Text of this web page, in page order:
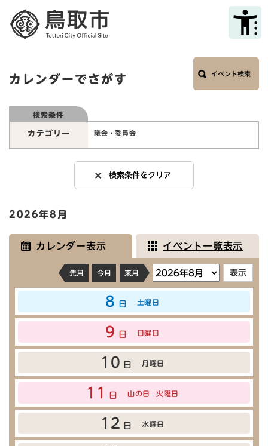
メニューを飛ばして本文へ
文
カレンダーでさがす イベント検索
検索条件
カテゴリー 議会・委員会
検索条件をクリア
2026年8月
カレンダー表示 イベント一覧表示
先月 今月 来月
8 日 土曜日
9 日 日曜日
10 日 月曜日
11 日 山の日 火曜日
12 日 水曜日